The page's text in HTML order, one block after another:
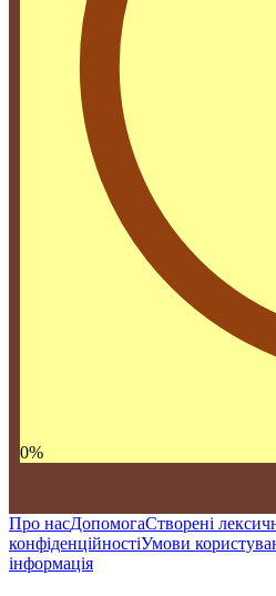
0%
Про насДопомогаСтворені
конфіденційностіУмови
інформація